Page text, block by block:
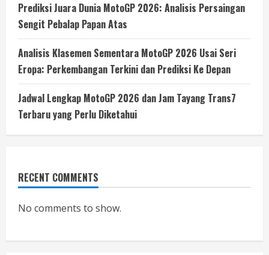
Prediksi Juara Dunia MotoGP 2026: Analisis Persaingan
Sengit Pebalap Papan Atas
Analisis Klasemen Sementara MotoGP 2026 Usai Seri
Eropa: Perkembangan Terkini dan Prediksi Ke Depan
Jadwal Lengkap MotoGP 2026 dan Jam Tayang Trans7
Terbaru yang Perlu Diketahui
RECENT COMMENTS
No comments to show.